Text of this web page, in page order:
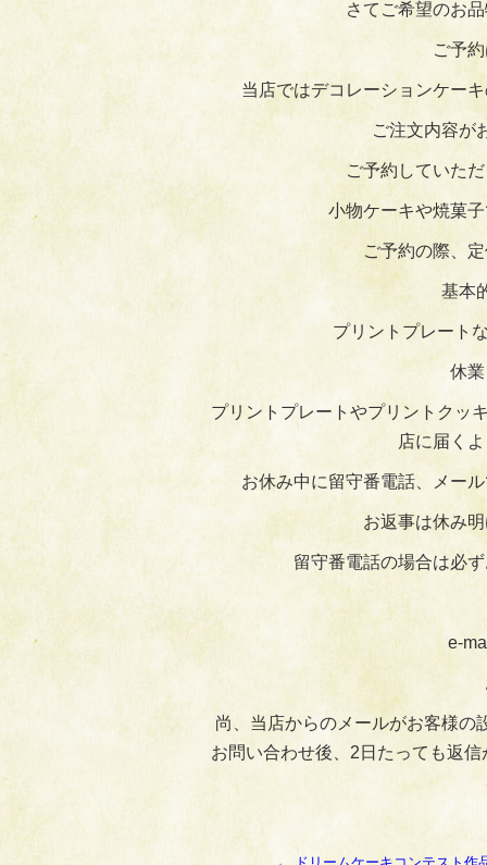
さてご希望のお
ご予
当店ではデコレーションケー
ご注文内容が
ご予約していた
小物ケーキや焼菓
ご予約の際、
基本
プリントプレート
休
プリントプレートやプリントクッ
店に届く
お休み中に留守番電話、メー
お返事は休み
留守番電話の場合は必
e-
尚、当店からのメールがお客様の
お問い合わせ後、2日たっても返